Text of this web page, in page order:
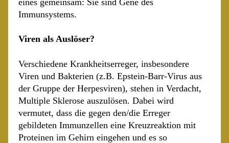
eines gemeinsam: Sie sind Gene des
Immunsystems.
Viren als Auslöser?
Verschiedene Krankheitserreger, insbesondere
Viren und Bakterien (z.B. Epstein-Barr-Virus aus
der Gruppe der Herpesviren), stehen in Verdacht,
Multiple Sklerose auszulösen. Dabei wird
vermutet, dass die gegen den/die Erreger
gebildeten Immunzellen eine Kreuzreaktion mit
Proteinen im Gehirn eingehen und es so